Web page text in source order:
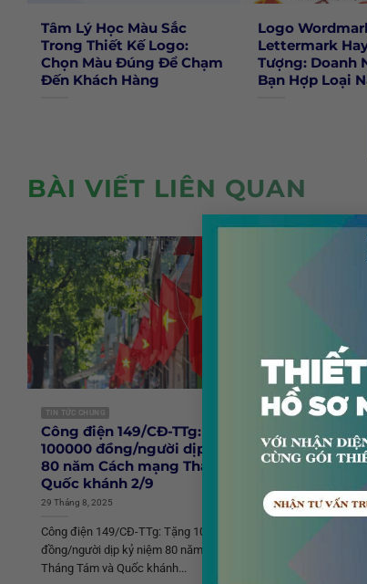
Tâm Lý Học Màu Sắc
Trong Thiết Kế Logo:
Chọn Màu Đúng Để Chạm
Đến Khách Hàng
Logo
Lettermark
Tượng: Doanh
Bạn Hợp Loại
BÀI VIẾT LIÊN QUAN
TIN TỨC CHUNG
Công điện 149/CĐ-TTg: Tặng
100000 đồng/người dịp kỷ niệm
80 năm Cách mạng Tháng Tám và
Quốc khánh 2/9
29 Tháng 8, 2025
Công điện 149/CĐ-TTg: Tặng 100000
đồng/người dịp kỷ niệm 80 năm Cách mạng
Tháng Tám và Quốc khánh...
TIN
cho
10
Một